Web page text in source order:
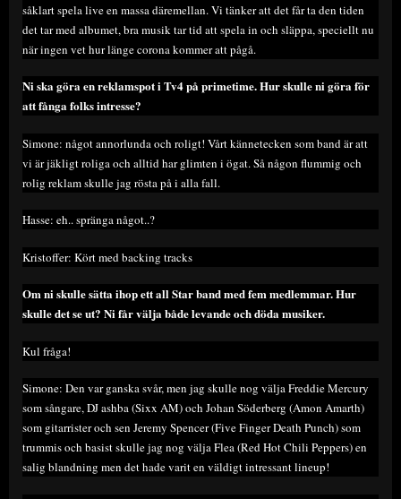
såklart spela live en massa däremellan. Vi tänker att det får ta den tiden
det tar med albumet, bra musik tar tid att spela in och släppa, speciellt nu
när ingen vet hur länge corona kommer att pågå.
Ni ska göra en reklamspot i Tv4 på primetime. Hur skulle ni göra för
att fånga folks intresse?
Simone: något annorlunda och roligt! Vårt kännetecken som band är att
vi är jäkligt roliga och alltid har glimten i ögat. Så någon flummig och
rolig reklam skulle jag rösta på i alla fall.
Hasse: eh.. spränga något..?
Kristoffer: Kört med backing tracks
Om ni skulle sätta ihop ett all Star band med fem medlemmar. Hur
skulle det se ut? Ni får välja både levande och döda musiker.
Kul fråga!
Simone: Den var ganska svår, men jag skulle nog välja Freddie Mercury
som sångare, DJ ashba (Sixx AM) och Johan Söderberg (Amon Amarth)
som gitarrister och sen Jeremy Spencer (Five Finger Death Punch) som
trummis och basist skulle jag nog välja Flea (Red Hot Chili Peppers) en
salig blandning men det hade varit en väldigt intressant lineup!